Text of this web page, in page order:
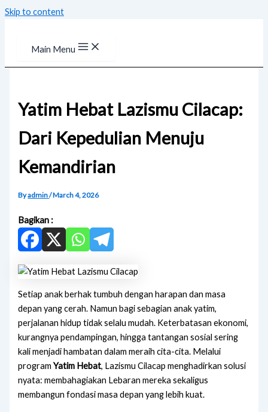
Skip to content
Main Menu
Yatim Hebat Lazismu Cilacap:
Dari Kepedulian Menuju
Kemandirian
Byadmin/March 4, 2026
Bagikan :
Setiap anak berhak tumbuh dengan harapan dan masa
depan yang cerah. Namun bagi sebagian anak yatim,
perjalanan hidup tidak selalu mudah. Keterbatasan ekonomi,
kurangnya pendampingan, hingga tantangan sosial sering
kali menjadi hambatan dalam meraih cita-cita. Melalui
programYatim Hebat, Lazismu Cilacap menghadirkan solusi
nyata: membahagiakan Lebaran mereka sekaligus
membangun fondasi masa depan yang lebih kuat.